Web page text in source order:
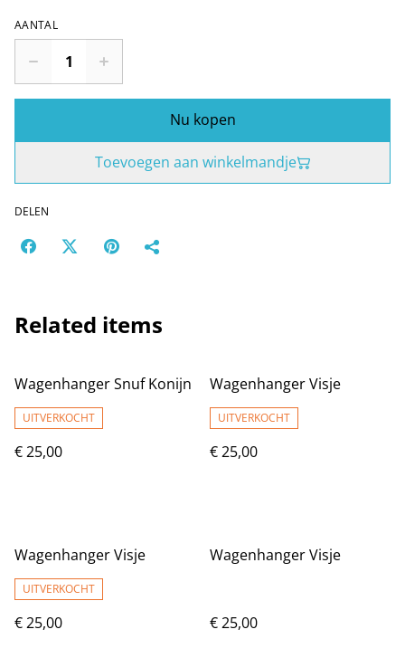
AANTAL
Nu kopen
Toevoegen aan winkelmandje
DELEN
Related items
Wagenhanger Snuf Konijn
UITVERKOCHT
€ 25,00
Wagenhanger Visje
UITVERKOCHT
€ 25,00
Wagenhanger Visje
UITVERKOCHT
€ 25,00
Wagenhanger Visje
€ 25,00